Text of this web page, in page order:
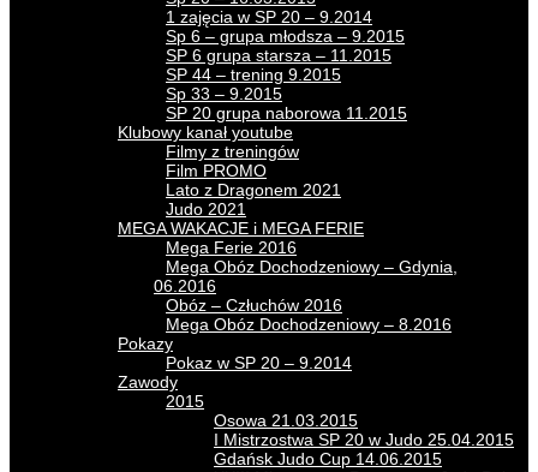
1 zajęcia w SP 20 – 9.2014
Sp 6 – grupa młodsza – 9.2015
SP 6 grupa starsza – 11.2015
SP 44 – trening 9.2015
Sp 33 – 9.2015
SP 20 grupa naborowa 11.2015
Klubowy kanał youtube
Filmy z treningów
Film PROMO
Lato z Dragonem 2021
Judo 2021
MEGA WAKACJE i MEGA FERIE
Mega Ferie 2016
Mega Obóz Dochodzeniowy – Gdynia,
06.2016
Obóz – Człuchów 2016
Mega Obóz Dochodzeniowy – 8.2016
Pokazy
Pokaz w SP 20 – 9.2014
Zawody
2015
Osowa 21.03.2015
I Mistrzostwa SP 20 w Judo 25.04.2015
Gdańsk Judo Cup 14.06.2015